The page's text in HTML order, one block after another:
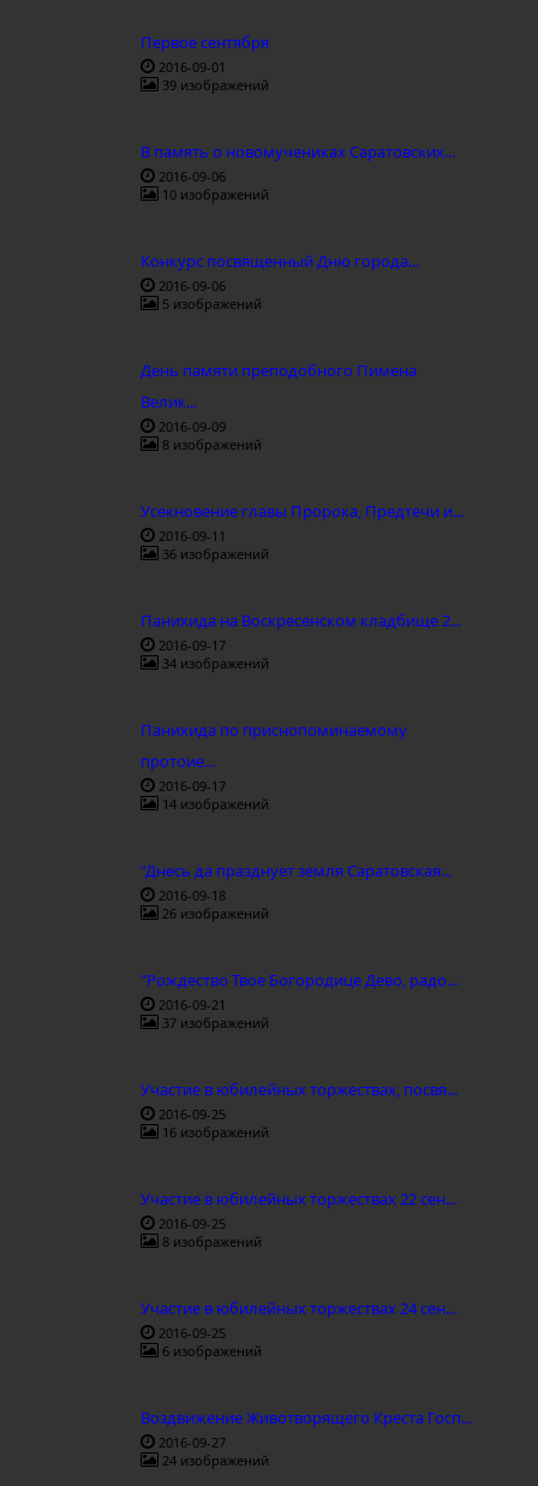
Первое сентября
2016-09-01
39 изображений
В память о новомучениках Саратовских...
2016-09-06
10 изображений
Конкурс посвященный Дню города...
2016-09-06
5 изображений
День памяти преподобного Пимена
Велик...
2016-09-09
8 изображений
Усекновение главы Пророка, Предтечи и...
2016-09-11
36 изображений
Панихида на Воскресенском кладбище 2...
2016-09-17
34 изображений
Панихида по приснопоминаемому
протоие...
2016-09-17
14 изображений
"Днесь да празднует земля Саратовская...
2016-09-18
26 изображений
"Рождество Твое Богородице Дево, радо...
2016-09-21
37 изображений
Участие в юбилейных торжествах, посвя...
2016-09-25
16 изображений
Участие в юбилейных торжествах 22 сен...
2016-09-25
8 изображений
Участие в юбилейных торжествах 24 сен...
2016-09-25
6 изображений
Воздвижение Животворящего Креста Госп...
2016-09-27
24 изображений